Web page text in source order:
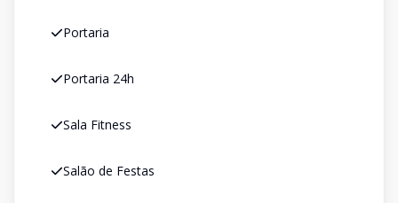
Portaria
Portaria 24h
Sala Fitness
Salão de Festas